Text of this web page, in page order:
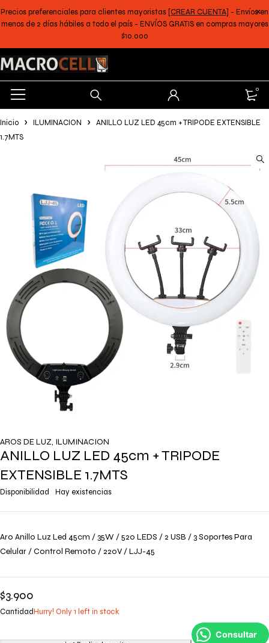
Precios preferenciales para clientes mayoristas [CREAR CUENTA] - Envíos en
menos de 2 días hábiles a todo el país - ENVÍOS GRATIS en compras mayores
$10.000
0
Inicio ILUMINACION
ANILLO LUZ LED 45cm + TRIPODE EXTENSIBLE
1.7MTS
AROS DE LUZ, ILUMINACION
ANILLO LUZ LED 45cm + TRIPODE
EXTENSIBLE 1.7MTS
Disponibilidad Hay existencias
Aro Anillo Luz Led 45cm / 35W / 520 LEDS / 2 USB / 3 Soportes Para
Celular / Control Remoto / 220V / LJJ-45
$3.900
CantidadHurry! Only 1 left in stock
Consultar